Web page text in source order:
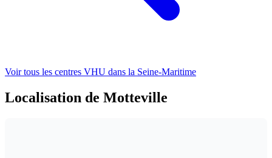
Voir tous les centres VHU dans la Seine-Maritime
Localisation de Motteville